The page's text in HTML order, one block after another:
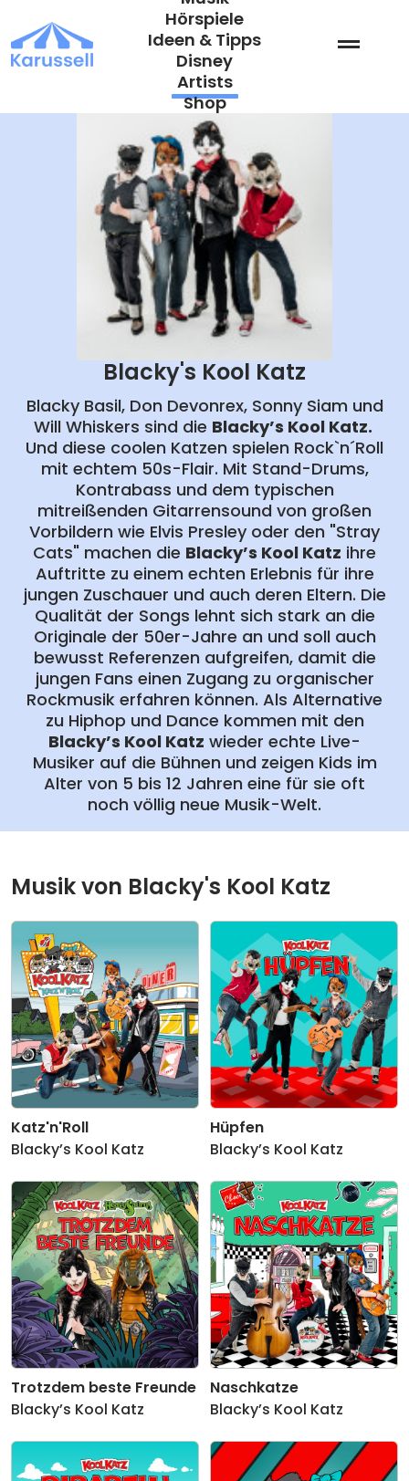
Inhalt
springen
Hörspiele
Ideen & Tipps
Disney
Artists
Shop
Blacky's Kool Katz
Blacky Basil, Don Devonrex, Sonny Siam und
Will Whiskers sind die Blacky’s Kool Katz.
Und diese coolen Katzen spielen Rock`n´Roll
mit echtem 50s-Flair. Mit Stand-Drums,
Kontrabass und dem typischen
mitreißenden Gitarrensound von großen
Vorbildern wie Elvis Presley oder den "Stray
Cats" machen die Blacky’s Kool Katz ihre
Auftritte zu einem echten Erlebnis für ihre
jungen Zuschauer und auch deren Eltern. Die
Qualität der Songs lehnt sich stark an die
Originale der 50er-Jahre an und soll auch
bewusst Referenzen aufgreifen, damit die
jungen Fans einen Zugang zu organischer
Rockmusik erfahren können. Als Alternative
zu Hiphop und Dance kommen mit den
Blacky’s Kool Katz wieder echte Live-
Musiker auf die Bühnen und zeigen Kids im
Alter von 5 bis 12 Jahren eine für sie oft
noch völlig neue Musik-Welt.
Musik von Blacky's Kool Katz
Katz'n'Roll
Blacky’s Kool Katz
Hüpfen
Blacky’s Kool Katz
Trotzdem beste Freunde
Blacky’s Kool Katz
Naschkatze
Blacky’s Kool Katz